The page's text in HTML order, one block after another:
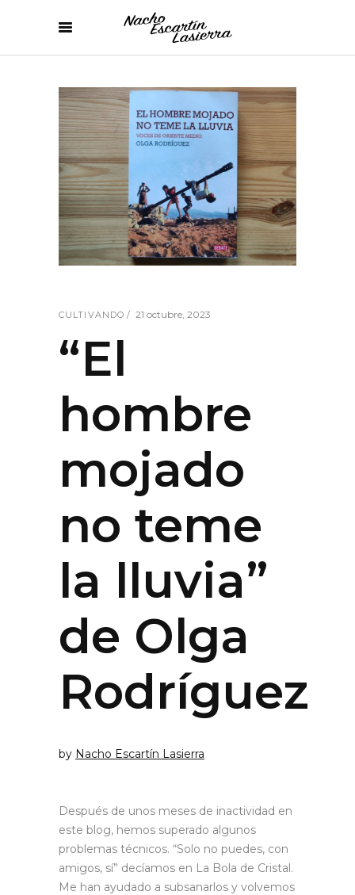
CULTIVANDO 21 octubre, 2023
“El
hombre
mojado
no teme
la lluvia”
de Olga
Rodríguez
by Nacho Escartín Lasierra
Después de unos meses de inactividad en
este blog, hemos superado algunos
problemas técnicos. “Solo no puedes, con
amigos, sí” decíamos en La Bola de Cristal.
Me han ayudado a subsanarlos y volvemos